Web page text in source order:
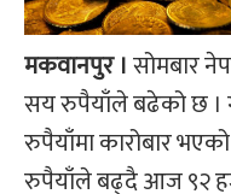
मकवानपुर ।सोमबार
सय रुपैयाँले बढेको छ ।
रुपैयाँमा कारोबार
रुपैयाँले बढ्दै आज ९२